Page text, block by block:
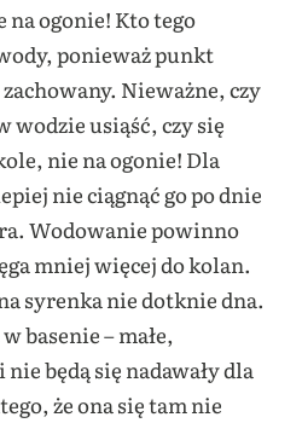
na ogonie! Kto tego
ponieważ punkt
Nieważne, czy
wodzie usiąść, czy się
nie na ogonie! Dla
nie ciągnąć go po dnie
Wodowanie powinno
mniej więcej do kolan.
syrenka nie dotknie dna.
basenie – małe,
będą się nadawały dla
że ona się tam nie